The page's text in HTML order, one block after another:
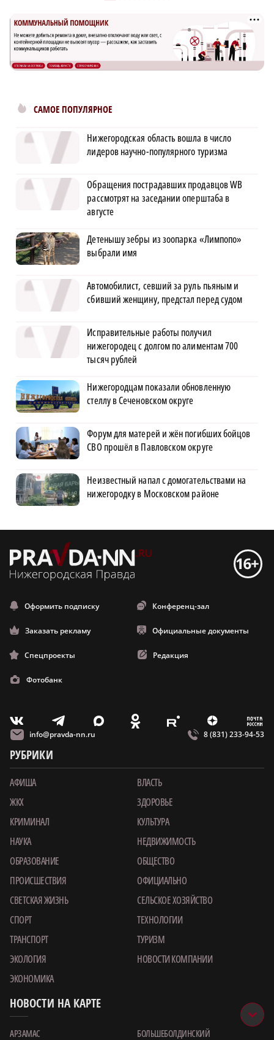
САМОЕ ПОПУЛЯРНОЕ
Нижегородская область вошла в число
лидеров научно-популярного туризма
Обращения пострадавших продавцов WB
рассмотрят на заседании оперштаба в
августе
Детенышу зебры из зоопарка «Лимпопо»
выбрали имя
Автомобилист, севший за руль пьяным и
сбивший женщину, предстал перед судом
Исправительные работы получил
нижегородец с долгом по алиментам 700
тысяч рублей
Нижегородцам показали обновленную
стеллу в Сеченовском округе
Форум для матерей и жён погибших бойцов
СВО прошёл в Павловском округе
Неизвестный напал с домогательствами на
нижегородку в Московском районе
Оформить подписку Конференц-зал
Заказать рекламу Официальные документы
Спецпроекты Редакция
Фотобанк
V T X O E Z m
info@pravda-nn.ru 8 (831) 233-94-53
РУБРИКИ
АФИША
ВЛАСТЬ
ЖКХ
ЗДОРОВЬЕ
КРИМИНАЛ
КУЛЬТУРА
НАУКА
НЕДВИЖИМОСТЬ
ОБРАЗОВАНИЕ
ОБЩЕСТВО
ПРОИСШЕСТВИЯ
ОФИЦИАЛЬНО
СВЕТСКАЯ ЖИЗНЬ
СЕЛЬСКОЕ ХОЗЯЙСТВО
СПОРТ
ТЕХНОЛОГИИ
ТРАНСПОРТ
ТУРИЗМ
ЭКОЛОГИЯ
НОВОСТИ КОМПАНИИ
ЭКОНОМИКА
НОВОСТИ НА КАРТЕ
АРЗАМАС
БОЛЬШЕБОЛДИНСКИЙ